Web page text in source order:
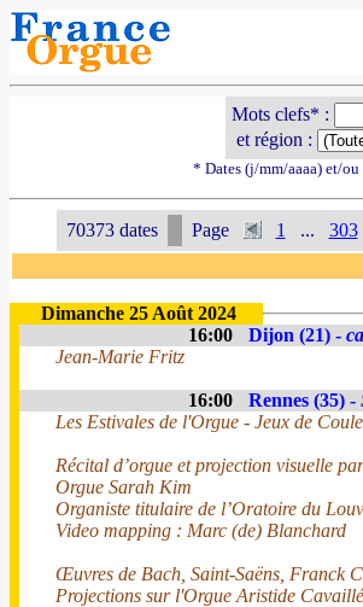
Mots clefs* :
et région :
* Dates (j/mm/aaaa) et/
70373 dates Page 1 ... 303
Dimanche 25 Août 2024
16:00
Dijon (21) -
Jean-Marie Fritz
16:00 Rennes (35) -
Les Estivales de l'Orgue - Jeux de
Récital d’orgue et projection visuelle
Orgue Sarah Kim
Organiste titulaire de l’Oratoire du
Video mapping : Marc (de) Blanchard
Œuvres de Bach, Saint-Saëns, Franck
Projections sur l'Orgue Aristide